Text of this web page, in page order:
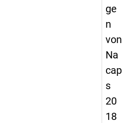
ge
n
von
Na
cap
s
20
18